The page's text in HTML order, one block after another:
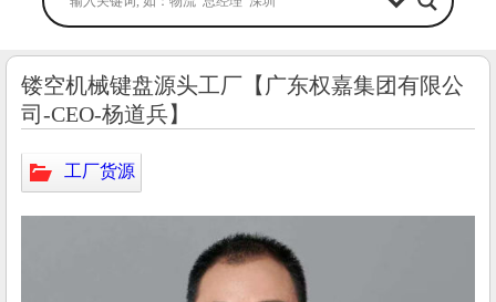
镂空机械键盘源头工厂【广东权嘉集团有限公
司-CEO-杨道兵】
工厂货源